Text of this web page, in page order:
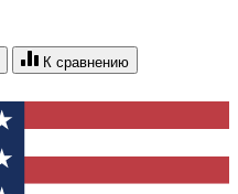
К сравнению